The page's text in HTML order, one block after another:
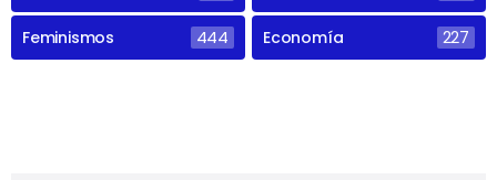
Feminismos 444 Economía 227